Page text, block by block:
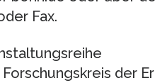
Fax.
der